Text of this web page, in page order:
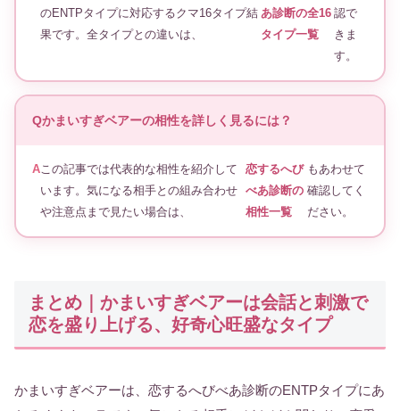
のENTPタイプに対応するクマ16タイプ結
果です。全タイプとの違いは、
あ診断の全16
タイプ一覧
認で
きま
す。
かまいすぎベアーの相性を詳しく見るには？
この記事では代表的な相性を紹介して
います。気になる相手との組み合わせ
や注意点まで見たい場合は、
恋するへび
べあ診断の
相性一覧
もあわせて
確認してく
ださい。
まとめ｜かまいすぎベアーは会話と刺激で
恋を盛り上げる、好奇心旺盛なタイプ
かまいすぎベアーは、恋するへびべあ診断のENTPタイプにあ